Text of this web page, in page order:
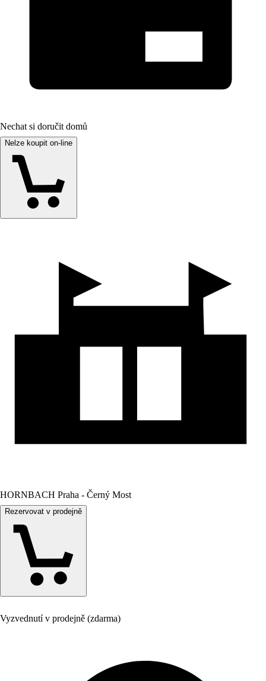
Nechat si doručit domů
Nelze koupit on-line
HORNBACH Praha - Černý Most
Rezervovat v prodejně
Vyzvednutí v prodejně (zdarma)